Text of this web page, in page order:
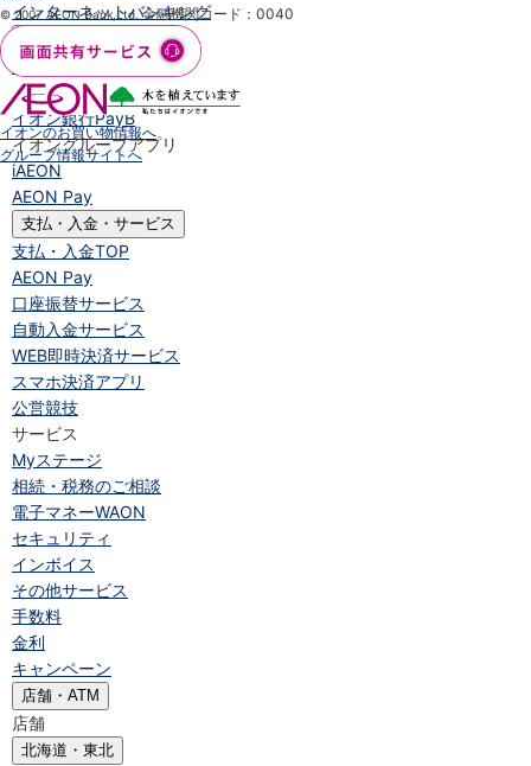
インターネットバンキング
イオン銀行アプリ
TOP
通帳アプリ
イオン銀行PayB
イオングループアプリ
iAEON
AEON Pay
支払・入金・サービス
支払・入金TOP
AEON Pay
口座振替サービス
自動入金サービス
WEB即時決済サービス
スマホ決済アプリ
公営競技
サービス
Myステージ
相続・税務のご相談
電子マネーWAON
セキュリティ
インボイス
その他サービス
手数料
金利
キャンペーン
店舗・ATM
店舗
北海道・東北
© 2007 AEON Bank,Ltd. 金融機関コード：0040
イオンのお買い物情報へ
グループ情報サイトへ